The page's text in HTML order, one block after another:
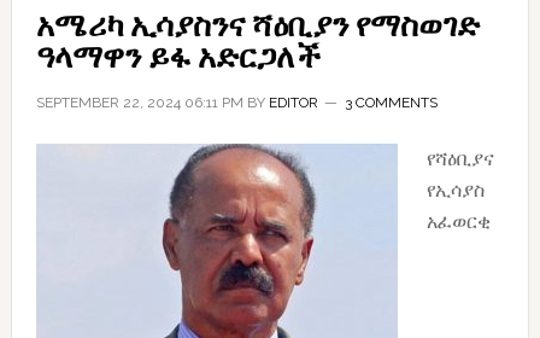
አሜሪካ ኢሳያስንና ሻዕቢያን የማስወገድ
ዓላማዋን ይፋ አድርጋለች
SEPTEMBER 22, 2024 06:11 PM BY EDITOR 3 COMMENTS
የሻዕቢያና
የኢሳያስ
አፈወርቂ